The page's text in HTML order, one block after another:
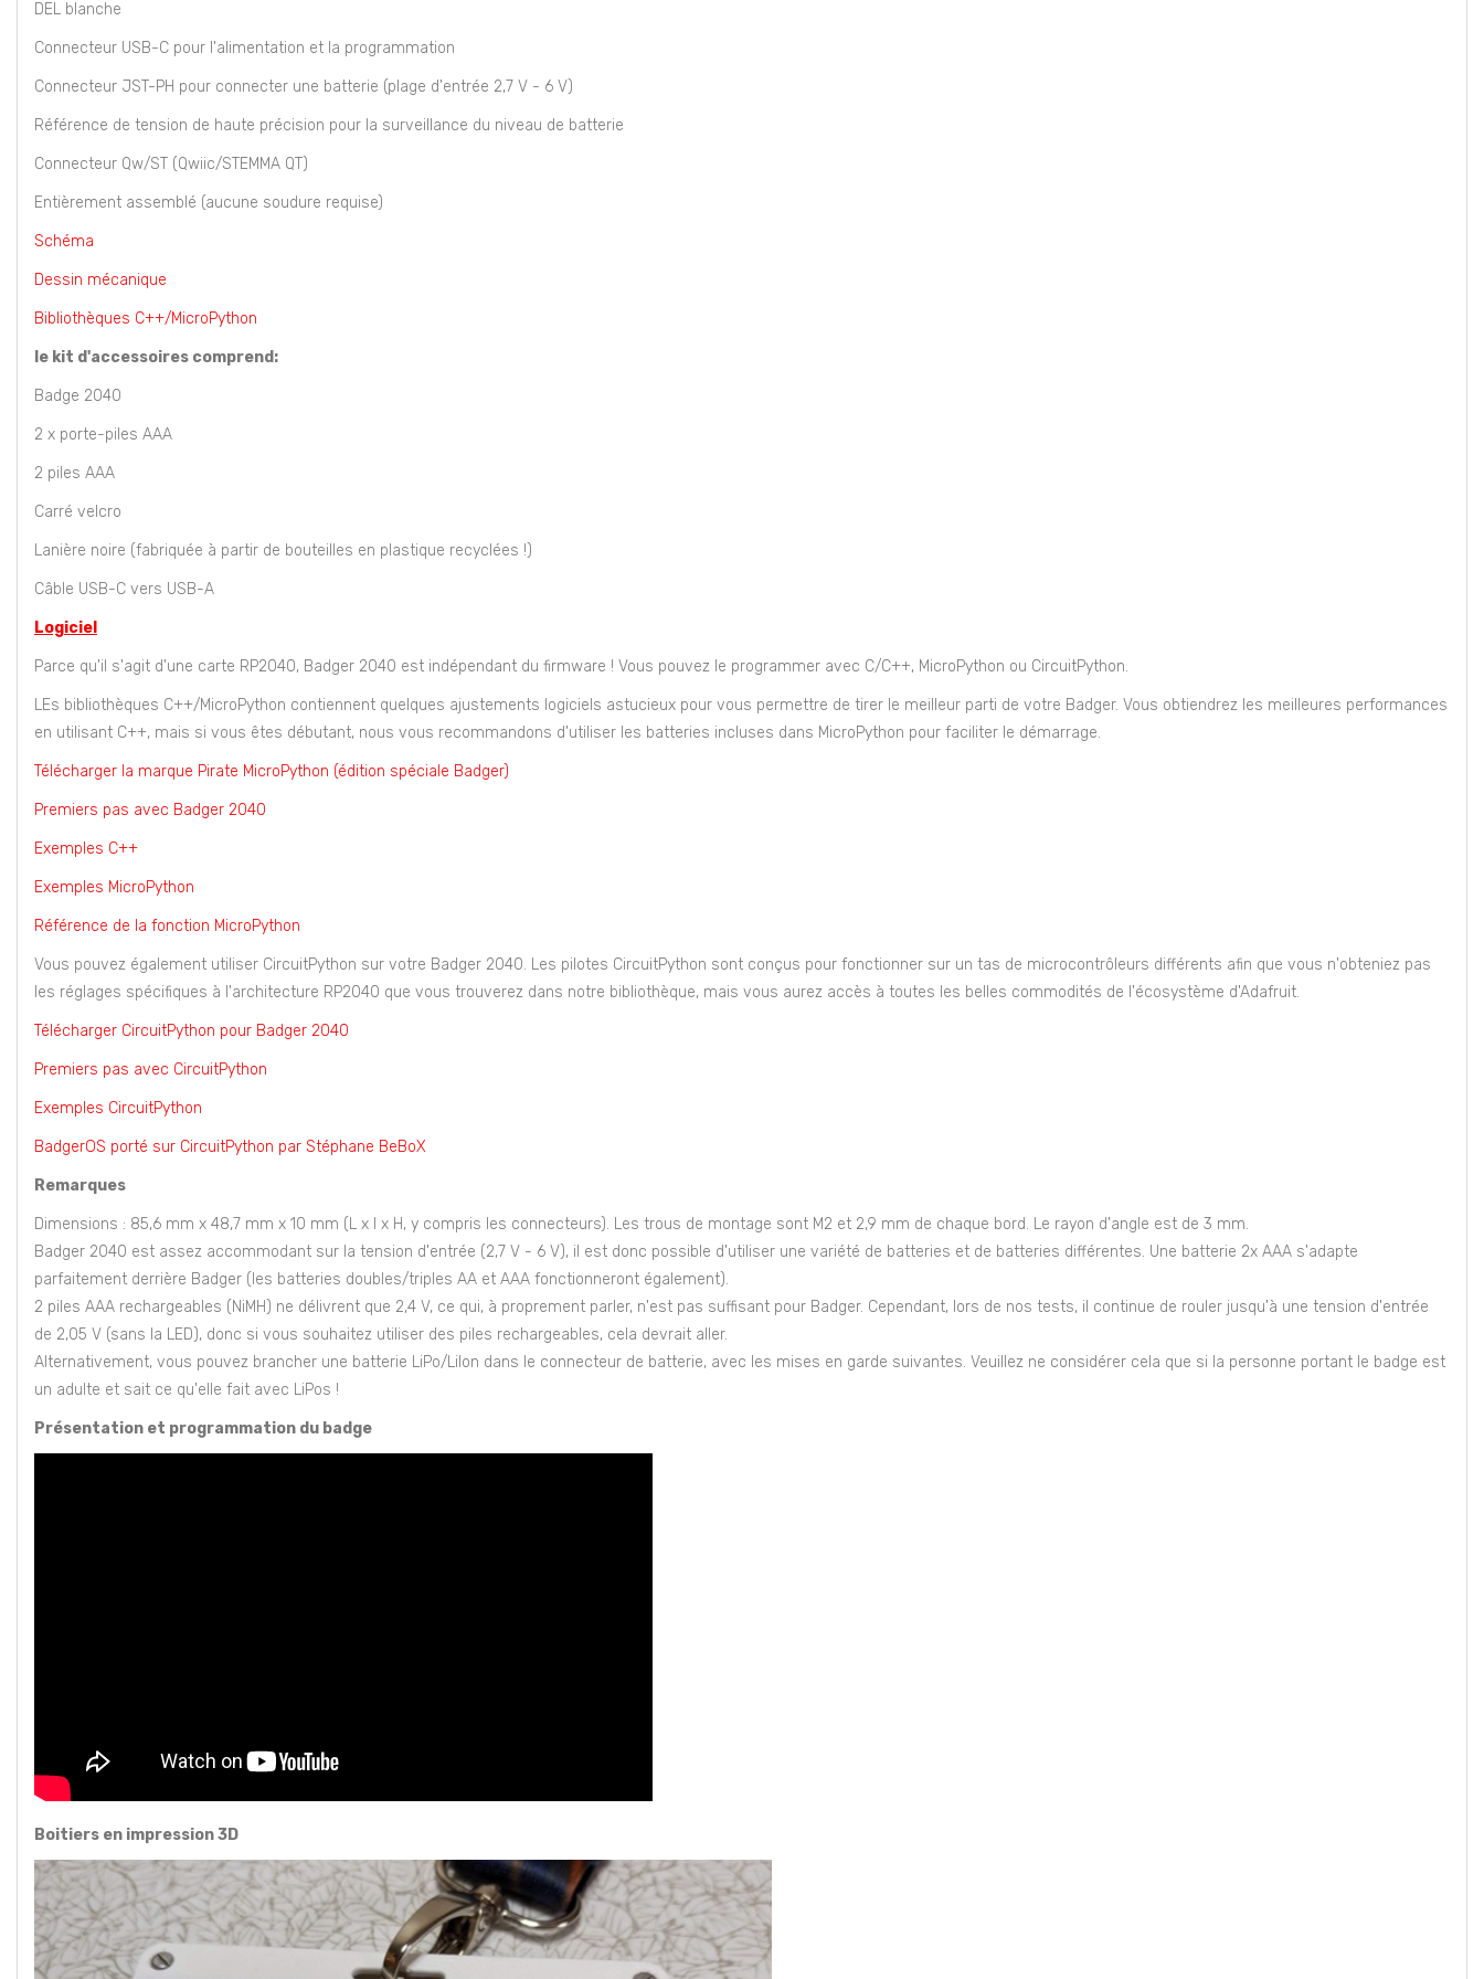
DEL blanche
Connecteur USB-C pour l'alimentation et la programmation
Connecteur JST-PH pour connecter une batterie (plage d'entrée 2,7 V - 6 V)
Référence de tension de haute précision pour la surveillance du niveau de batterie
Connecteur Qw/ST (Qwiic/STEMMA QT)
Entièrement assemblé (aucune soudure requise)
Schéma
Dessin mécanique
Bibliothèques C++/MicroPython
le kit d'accessoires comprend:
Badge 2040
2 x porte-piles AAA
2 piles AAA
Carré velcro
Lanière noire (fabriquée à partir de bouteilles en plastique recyclées !)
Câble USB-C vers USB-A
Logiciel
Parce qu'il s'agit d'une carte RP2040, Badger 2040 est indépendant du firmware ! Vous pouvez le programmer avec C/C++, MicroPython ou CircuitPython.
LEs bibliothèques C++/MicroPython contiennent quelques ajustements logiciels astucieux pour vous permettre de tirer le meilleur parti de votre Badger. Vous obtiendrez les meilleures performances
en utilisant C++, mais si vous êtes débutant, nous vous recommandons d'utiliser les batteries incluses dans MicroPython pour faciliter le démarrage.
Télécharger la marque Pirate MicroPython (édition spéciale Badger)
Premiers pas avec Badger 2040
Exemples C++
Exemples MicroPython
Référence de la fonction MicroPython
Vous pouvez également utiliser CircuitPython sur votre Badger 2040. Les pilotes CircuitPython sont conçus pour fonctionner sur un tas de microcontrôleurs différents afin que vous n'obteniez pas
les réglages spécifiques à l'architecture RP2040 que vous trouverez dans notre bibliothèque, mais vous aurez accès à toutes les belles commodités de l'écosystème d'Adafruit.
Télécharger CircuitPython pour Badger 2040
Premiers pas avec CircuitPython
Exemples CircuitPython
BadgerOS porté sur CircuitPython par Stéphane BeBoX
Remarques
Dimensions : 85,6 mm x 48,7 mm x 10 mm (L x l x H, y compris les connecteurs). Les trous de montage sont M2 et 2,9 mm de chaque bord. Le rayon d'angle est de 3 mm.
Badger 2040 est assez accommodant sur la tension d'entrée (2,7 V - 6 V), il est donc possible d'utiliser une variété de batteries et de batteries différentes. Une batterie 2x AAA s'adapte
parfaitement derrière Badger (les batteries doubles/triples AA et AAA fonctionneront également).
2 piles AAA rechargeables (NiMH) ne délivrent que 2,4 V, ce qui, à proprement parler, n'est pas suffisant pour Badger. Cependant, lors de nos tests, il continue de rouler jusqu'à une tension d'entrée
de 2,05 V (sans la LED), donc si vous souhaitez utiliser des piles rechargeables, cela devrait aller.
Alternativement, vous pouvez brancher une batterie LiPo/LiIon dans le connecteur de batterie, avec les mises en garde suivantes. Veuillez ne considérer cela que si la personne portant le badge est
un adulte et sait ce qu'elle fait avec LiPos !
Présentation et programmation du badge
Boitiers en impression 3D